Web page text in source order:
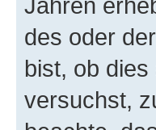
des oder
bist, ob
versuchst,